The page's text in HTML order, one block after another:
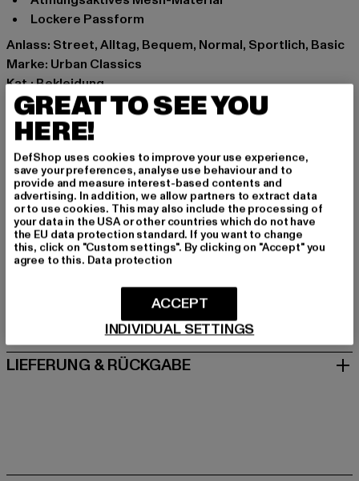
Lockere Passform
Anlass: Street, Alltag, Bequem, Normal, Sportlich, Basic
Marke: Urban Classics
Kat.: Bekleidung
Farbe: schwarz
Hersteller Farbe: black
Materialzusammensetzung: 100% Polyester
Art.Nr: TB4936-00007
Hersteller: TB International GmbH |info@tbint.de
Dr.-Robert-Murjahn-Straße 7 | 64372 Ober-Ramstadt |
DE
GRÖSSE & PASSFORM
PFLEGEHINWEISE
LIEFERUNG & RÜCKGABE
GREAT TO SEE YOU
HERE!
DefShop uses cookies to improve your use experience,
save your preferences, analyse use behaviour and to
provide and measure interest-based contents and
advertising. In addition, we allow partners to extract data
or to use cookies. This may also include the processing of
your data in the USA or other countries which do not have
the EU data protection standard. If you want to change
this, click on "Custom settings". By clicking on "Accept" you
agree to this. Data protection
INDIVIDUAL SETTINGS
ACCEPT